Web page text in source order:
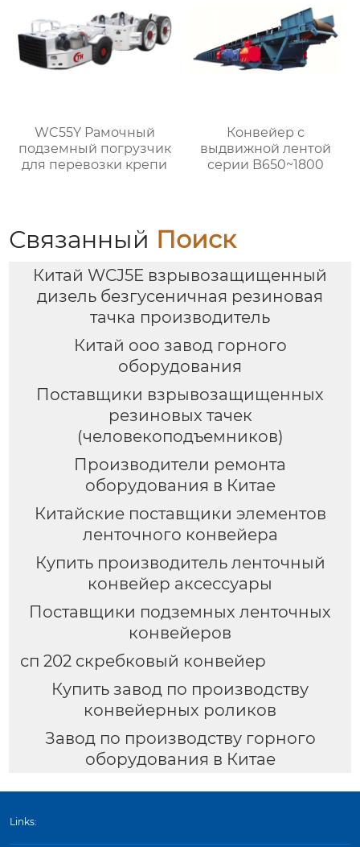
WC55Y Рамочный
подземный погрузчик
для перевозки крепи
Конвейер с
выдвижной лентой
серии B650~1800
Связанный Поиск
Китай WCJ5E взрывозащищенный
дизель безгусеничная резиновая
тачка производитель
Китай ооо завод горного
оборудования
Поставщики взрывозащищенных
резиновых тачек
(человекоподъемников)
Производители ремонта
оборудования в Китае
Китайские поставщики элементов
ленточного конвейера
Купить производитель ленточный
конвейер аксессуары
Поставщики подземных ленточных
конвейеров
сп 202 скребковый конвейер
Купить завод по производству
конвейерных роликов
Завод по производству горного
оборудования в Китае
Links: